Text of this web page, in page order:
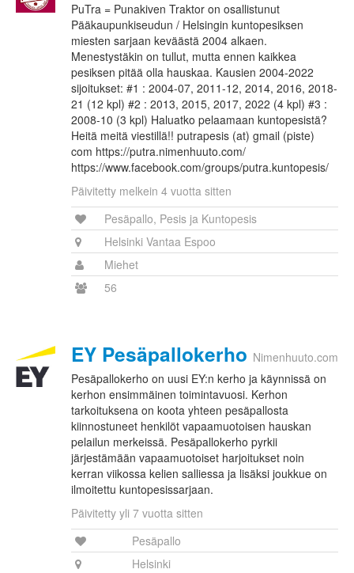
PuTra = Punakiven Traktor on osallistunut
Pääkaupunkiseudun / Helsingin kuntopesiksen
miesten sarjaan keväästä 2004 alkaen.
Menestystäkin on tullut, mutta ennen kaikkea
pesiksen pitää olla hauskaa. Kausien 2004-2022
sijoitukset: #1 : 2004-07, 2011-12, 2014, 2016, 2018-
21 (12 kpl) #2 : 2013, 2015, 2017, 2022 (4 kpl) #3 :
2008-10 (3 kpl) Haluatko pelaamaan kuntopesistä?
Heitä meitä viestillä!! putrapesis (at) gmail (piste)
com https://putra.nimenhuuto.com/
https://www.facebook.com/groups/putra.kuntopesis/
Päivitetty melkein 4 vuotta sitten
Pesäpallo, Pesis ja Kuntopesis
Helsinki Vantaa Espoo
Miehet
56
EY Pesäpallokerho Nimenhuuto.com
Pesäpallokerho on uusi EY:n kerho ja käynnissä on
kerhon ensimmäinen toimintavuosi. Kerhon
tarkoituksena on koota yhteen pesäpallosta
kiinnostuneet henkilöt vapaamuotoisen hauskan
pelailun merkeissä. Pesäpallokerho pyrkii
järjestämään vapaamuotoiset harjoitukset noin
kerran viikossa kelien salliessa ja lisäksi joukkue on
ilmoitettu kuntopesissarjaan.
Päivitetty yli 7 vuotta sitten
Pesäpallo
Helsinki